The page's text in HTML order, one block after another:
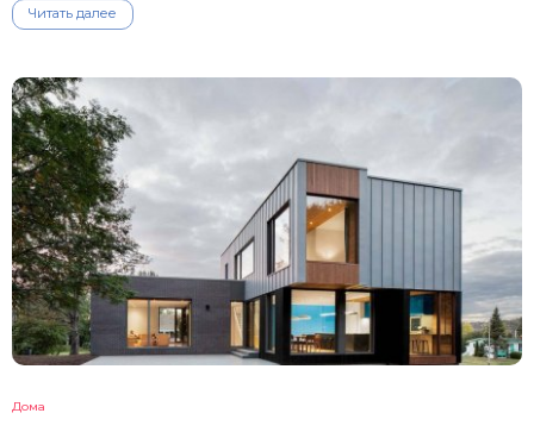
Читать далее
Дома